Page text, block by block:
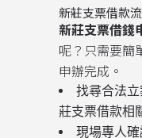
新莊支票借款
新莊支票借錢
呢？只需要簡
申辦完成。
找尋合法
莊支票借款相
現場專人